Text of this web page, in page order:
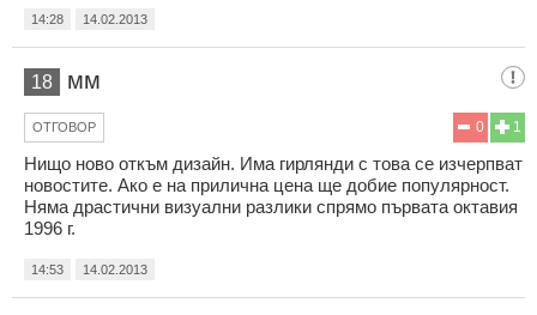
14:28 14.02.2013
18 мм
1
0
ОТГОВОР
Нищо ново откъм дизайн. Има гирлянди с това се изчерпват
новостите. Ако е на прилична цена ще добие популярност.
Няма драстични визуални разлики спрямо първата октавия
1996 г.
14:53 14.02.2013